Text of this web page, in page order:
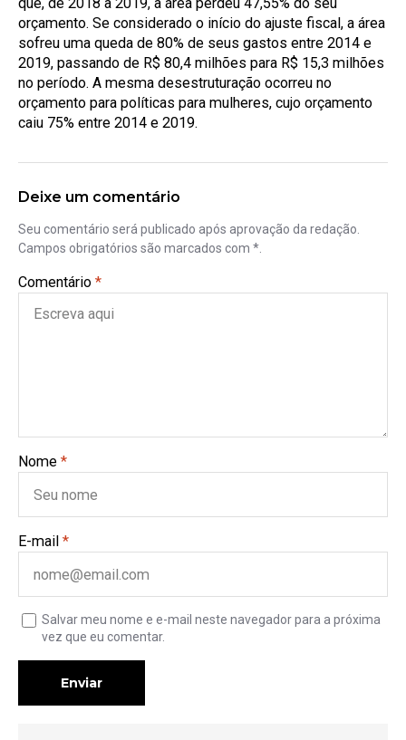
orçamento. Se considerado o início do ajuste fiscal, a área
sofreu uma queda de 80% de seus gastos entre 2014 e
2019, passando de R$ 80,4 milhões para R$ 15,3 milhões
no período. A mesma desestruturação ocorreu no
orçamento para políticas para mulheres, cujo orçamento
caiu 75% entre 2014 e 2019.
Deixe um comentário
Seu comentário será publicado após aprovação da redação.
Campos obrigatórios são marcados com *.
Comentário *
Nome *
E-mail *
Salvar meu nome e e-mail neste navegador para a próxima
vez que eu comentar.
Enviar